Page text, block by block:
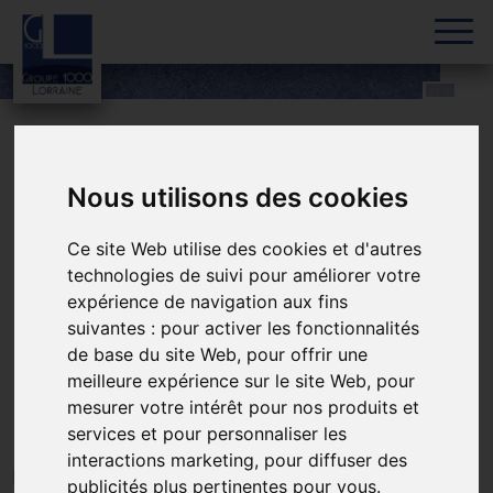
Nous utilisons des cookies
Ce site Web utilise des cookies et d'autres
technologies de suivi pour améliorer votre
expérience de navigation aux fins
suivantes : pour activer les fonctionnalités
de base du site Web, pour offrir une
meilleure expérience sur le site Web, pour
mesurer votre intérêt pour nos produits et
services et pour personnaliser les
interactions marketing, pour diffuser des
publicités plus pertinentes pour vous.
Skip to content
occupé
Réhabilitation
énergétique en milieu
occupé
Pour améliorer l’étiquette énergétique du bâti, diminuer